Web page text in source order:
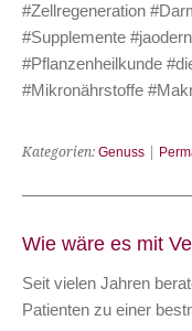
#Zellregeneration
#Supplemente
#Pflanzenheilkunde
#Mikronährstoffe
Kategorien: Genuss
Wie wäre es mit
Seit vielen Jahren
Patienten zu einer